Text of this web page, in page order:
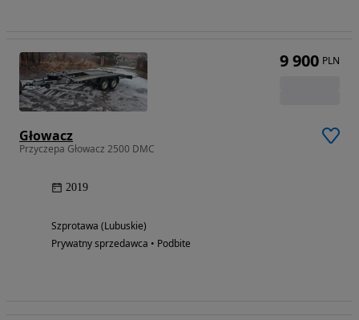
Głowacz
Przyczepa Głowacz 2500 DMC
2019
Szprotawa (Lubuskie)
Prywatny sprzedawca • Podbite
9 900 PLN